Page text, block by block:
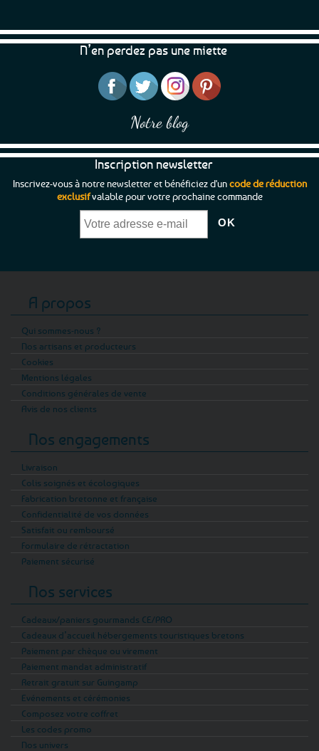
N’en perdez pas une miette
Notre blog
Inscription newsletter
Inscrivez-vous à notre newsletter et bénéficiez d'uncode de réduction
exclusifvalable pour votre prochaine commande
A propos
Qui sommes-nous ?
Nos artisans et producteurs
Cookies
Mentions légales
Conditions générales de vente
Avis de nos clients
Nos engagements
Livraison
Colis soignés et écologiques
Fabrication bretonne et française
Confidentialité de vos données
Satisfait ou remboursé
Formulaire de rétractation
Paiement sécurisé
Nos services
Cadeaux/paniers gourmands CE/PRO
Cadeaux d’accueil hébergements touristiques bretons
Paiement par chèque ou virement
Paiement mandat administratif
Retrait gratuit sur Guingamp
Evénements et cérémonies
Composez votre coffret
Les codes promo
Nos univers